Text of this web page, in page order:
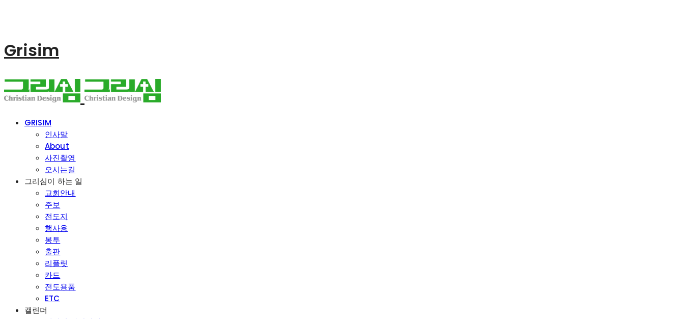
Grisim
GRISIM
인사말
About
사진촬영
오시는길
그리심이 하는 일
교회안내
주보
전도지
행사용
봉투
출판
리플릿
카드
전도용품
ETC
캘린더